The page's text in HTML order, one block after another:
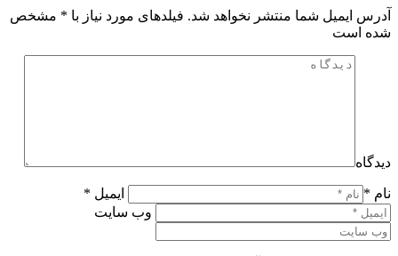
آدرس ایمیل شما منتشر نخواهد شد. فیلدهای مورد نیاز با * مشخص
شده است
دیدگاه
نام *
ایمیل *
وب سایت